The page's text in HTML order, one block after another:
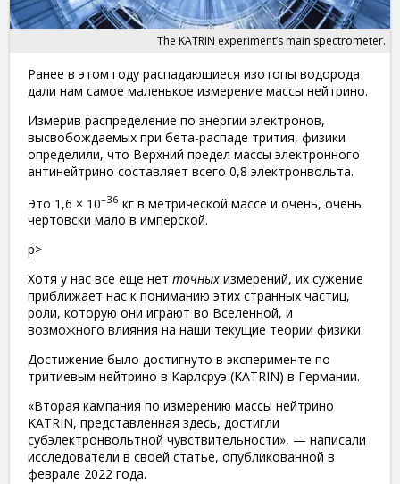
The KATRIN experiment’s main spectrometer.
Ранее в этом году распадающиеся изотопы водорода
дали нам самое маленькое измерение массы нейтрино.
Измерив распределение по энергии электронов,
высвобождаемых при бета-распаде трития, физики
определили, что Верхний предел массы электронного
антинейтрино составляет всего 0,8 электронвольта.
Это 1,6 × 10–36 кг в метрической массе и очень, очень
чертовски мало в имперской.
p>
Хотя у нас все еще нет точных измерений, их сужение
приближает нас к пониманию этих странных частиц,
роли, которую они играют во Вселенной, и
возможного влияния на наши текущие теории физики.
Достижение было достигнуто в эксперименте по
тритиевым нейтрино в Карлсруэ (KATRIN) в Германии.
«Вторая кампания по измерению массы нейтрино
KATRIN, представленная здесь, достигли
субэлектронвольтной чувствительности», — написали
исследователи в своей статье, опубликованной в
феврале 2022 года.